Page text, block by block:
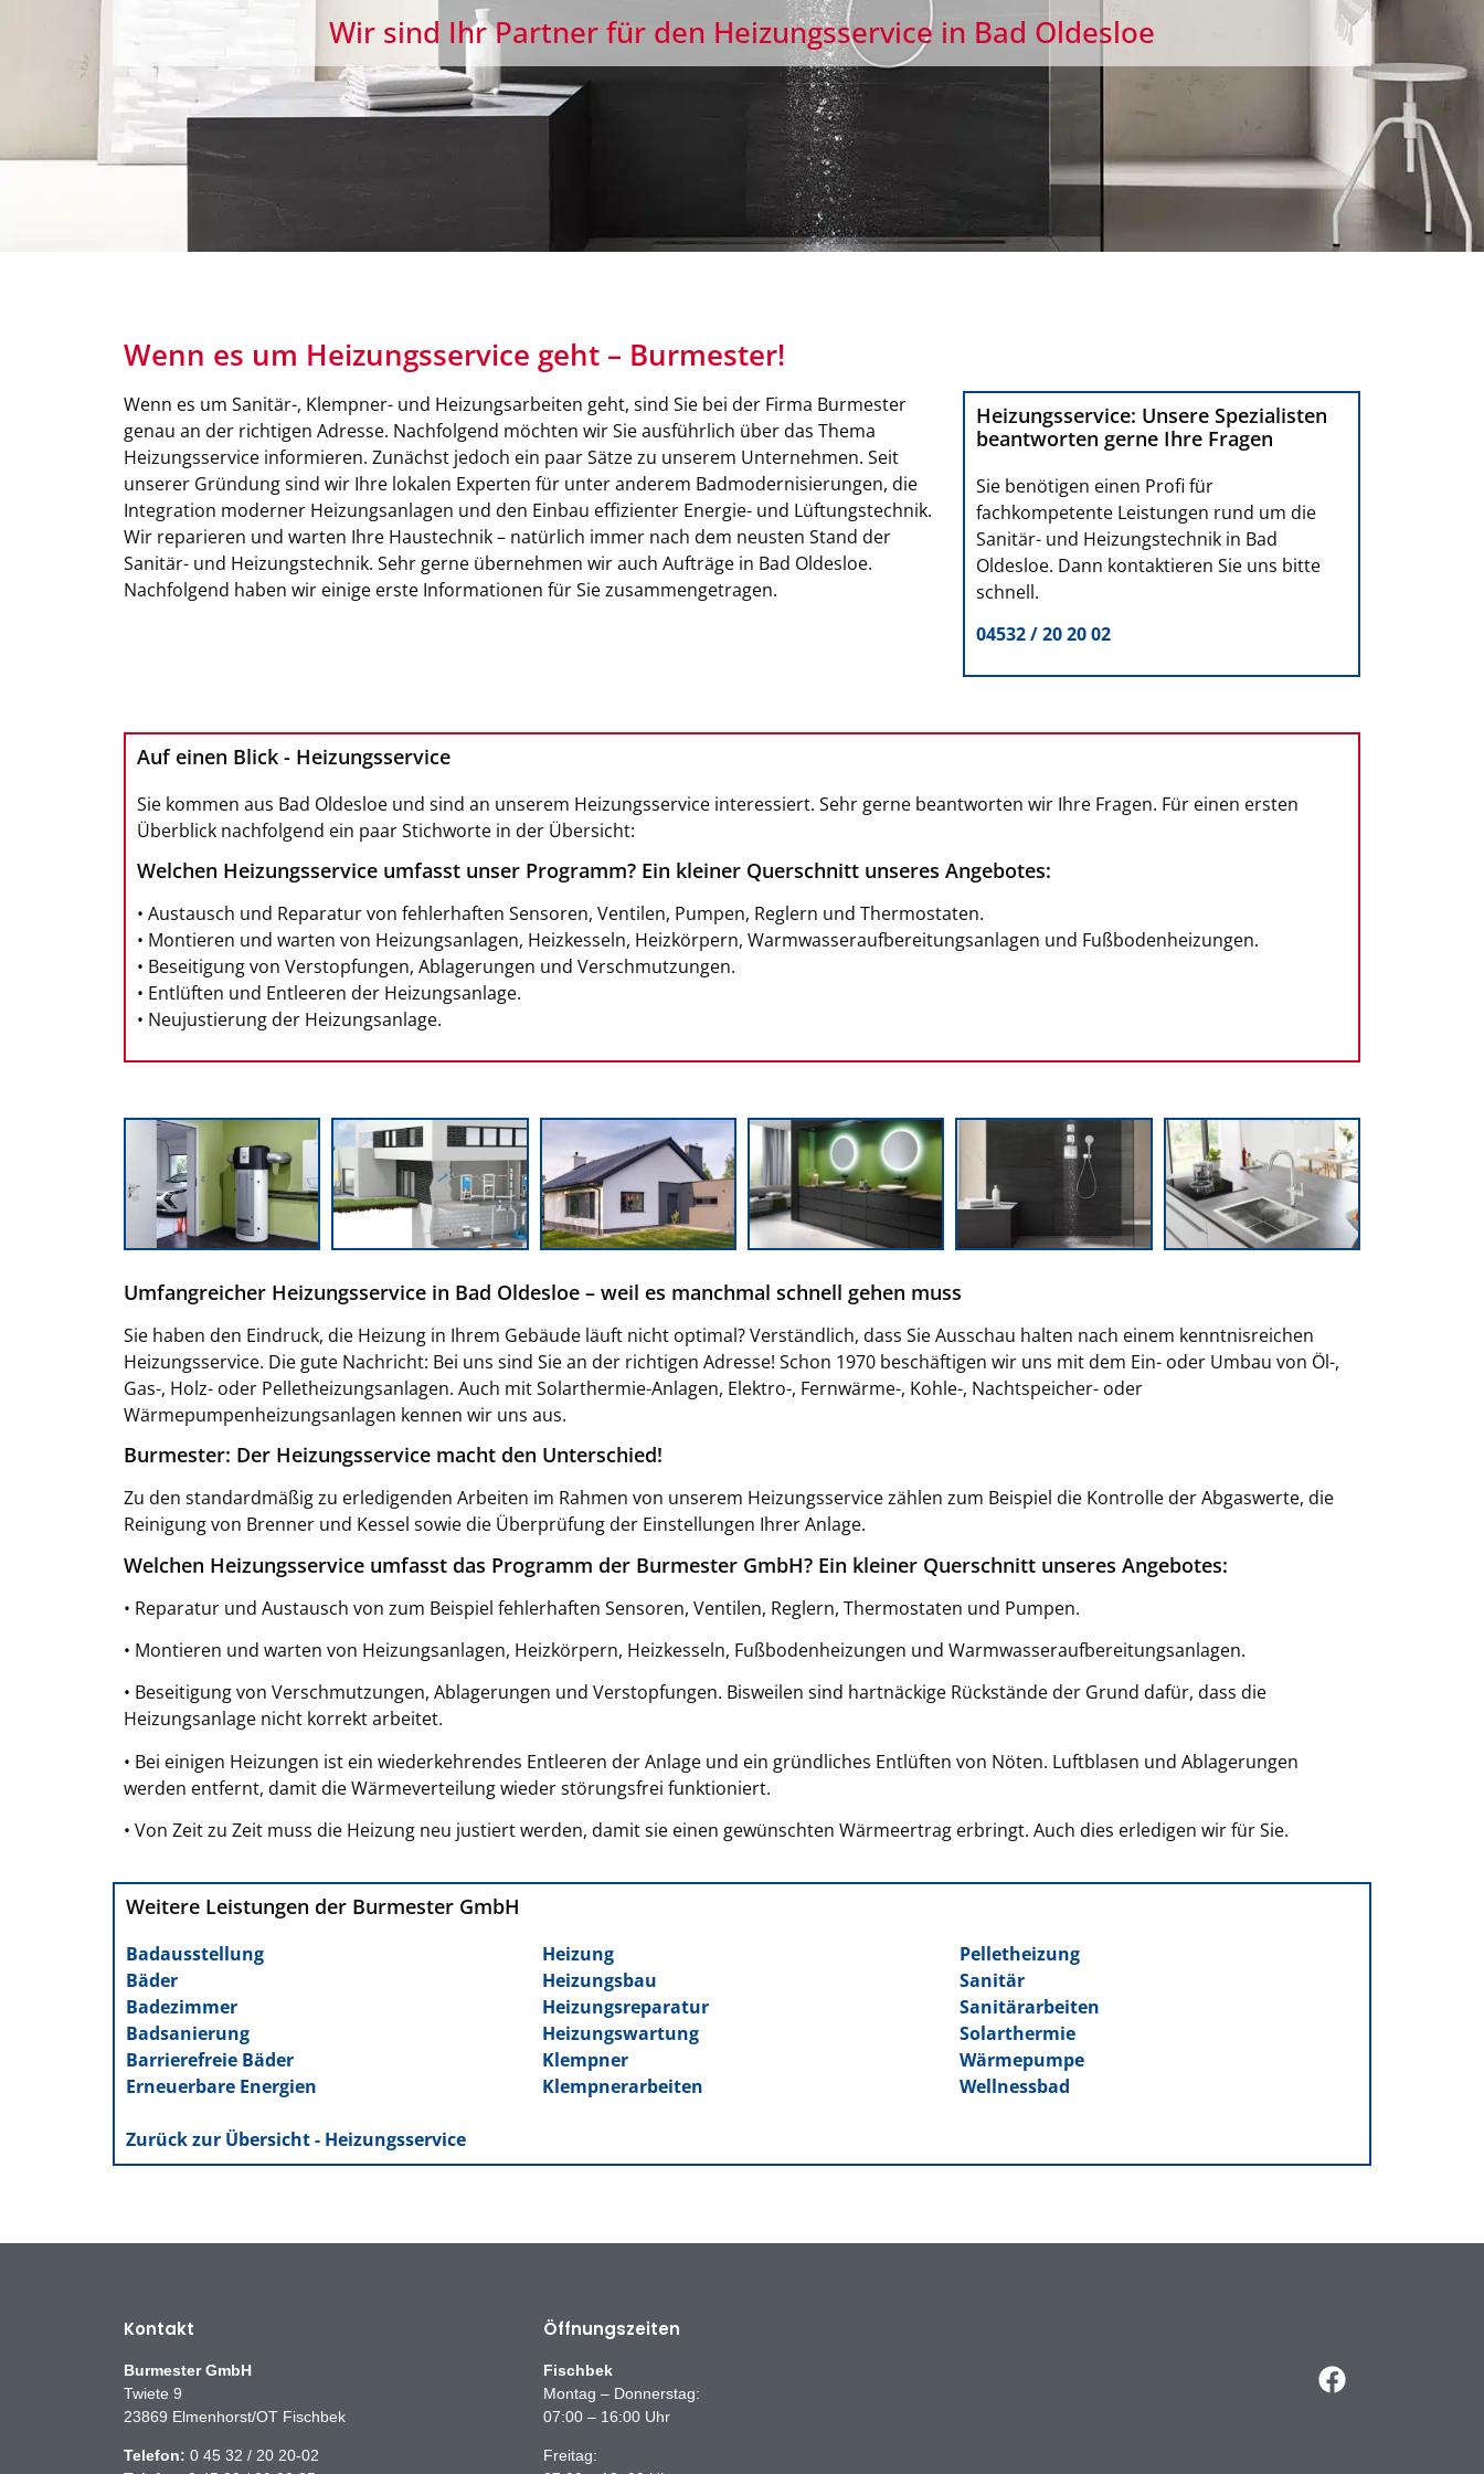
Wir sind Ihr Partner für den Heizungsservice in Bad Oldesloe
Wenn es um Heizungsservice geht – Burmester!
Wenn es um Sanitär-, Klempner- und Heizungsarbeiten geht, sind Sie bei der Firma Burmester
genau an der richtigen Adresse. Nachfolgend möchten wir Sie ausführlich über das Thema
Heizungsservice informieren. Zunächst jedoch ein paar Sätze zu unserem Unternehmen. Seit
unserer Gründung sind wir Ihre lokalen Experten für unter anderem Badmodernisierungen, die
Integration moderner Heizungsanlagen und den Einbau effizienter Energie- und Lüftungstechnik.
Wir reparieren und warten Ihre Haustechnik – natürlich immer nach dem neusten Stand der
Sanitär- und Heizungstechnik. Sehr gerne übernehmen wir auch Aufträge in Bad Oldesloe.
Nachfolgend haben wir einige erste Informationen für Sie zusammengetragen.
Heizungsservice: Unsere Spezialisten
beantworten gerne Ihre Fragen
Sie benötigen einen Profi für
fachkompetente Leistungen rund um die
Sanitär- und Heizungstechnik in Bad
Oldesloe. Dann kontaktieren Sie uns bitte
schnell.
04532 / 20 20 02
Auf einen Blick - Heizungsservice
Sie kommen aus Bad Oldesloe und sind an unserem Heizungsservice interessiert. Sehr gerne beantworten wir Ihre Fragen. Für einen ersten
Überblick nachfolgend ein paar Stichworte in der Übersicht:
Welchen Heizungsservice umfasst unser Programm? Ein kleiner Querschnitt unseres Angebotes:
• Austausch und Reparatur von fehlerhaften Sensoren, Ventilen, Pumpen, Reglern und Thermostaten.
• Montieren und warten von Heizungsanlagen, Heizkesseln, Heizkörpern, Warmwasseraufbereitungsanlagen und Fußbodenheizungen.
• Beseitigung von Verstopfungen, Ablagerungen und Verschmutzungen.
• Entlüften und Entleeren der Heizungsanlage.
• Neujustierung der Heizungsanlage.
Umfangreicher Heizungsservice in Bad Oldesloe – weil es manchmal schnell gehen muss
Sie haben den Eindruck, die Heizung in Ihrem Gebäude läuft nicht optimal? Verständlich, dass Sie Ausschau halten nach einem kenntnisreichen
Heizungsservice. Die gute Nachricht: Bei uns sind Sie an der richtigen Adresse! Schon 1970 beschäftigen wir uns mit dem Ein- oder Umbau von Öl-,
Gas-, Holz- oder Pelletheizungsanlagen. Auch mit Solarthermie-Anlagen, Elektro-, Fernwärme-, Kohle-, Nachtspeicher- oder
Wärmepumpenheizungsanlagen kennen wir uns aus.
Burmester: Der Heizungsservice macht den Unterschied!
Zu den standardmäßig zu erledigenden Arbeiten im Rahmen von unserem Heizungsservice zählen zum Beispiel die Kontrolle der Abgaswerte, die
Reinigung von Brenner und Kessel sowie die Überprüfung der Einstellungen Ihrer Anlage.
Welchen Heizungsservice umfasst das Programm der Burmester GmbH? Ein kleiner Querschnitt unseres Angebotes:
• Reparatur und Austausch von zum Beispiel fehlerhaften Sensoren, Ventilen, Reglern, Thermostaten und Pumpen.
• Montieren und warten von Heizungsanlagen, Heizkörpern, Heizkesseln, Fußbodenheizungen und Warmwasseraufbereitungsanlagen.
• Beseitigung von Verschmutzungen, Ablagerungen und Verstopfungen. Bisweilen sind hartnäckige Rückstände der Grund dafür, dass die
Heizungsanlage nicht korrekt arbeitet.
• Bei einigen Heizungen ist ein wiederkehrendes Entleeren der Anlage und ein gründliches Entlüften von Nöten. Luftblasen und Ablagerungen
werden entfernt, damit die Wärmeverteilung wieder störungsfrei funktioniert.
• Von Zeit zu Zeit muss die Heizung neu justiert werden, damit sie einen gewünschten Wärmeertrag erbringt. Auch dies erledigen wir für Sie.
Weitere Leistungen der Burmester GmbH
Badausstellung
Bäder
Badezimmer
Badsanierung
Barrierefreie Bäder
Erneuerbare Energien
Heizung
Heizungsbau
Heizungsreparatur
Heizungswartung
Klempner
Klempnerarbeiten
Pelletheizung
Sanitär
Sanitärarbeiten
Solarthermie
Wärmepumpe
Wellnessbad
Zurück zur Übersicht - Heizungsservice
Kontakt
Burmester GmbH
Twiete 9
23869 Elmenhorst/OT Fischbek
Telefon: 0 45 32 / 20 20-02
Öffnungszeiten
Fischbek
Montag – Donnerstag:
07:00 – 16:00 Uhr
Freitag: